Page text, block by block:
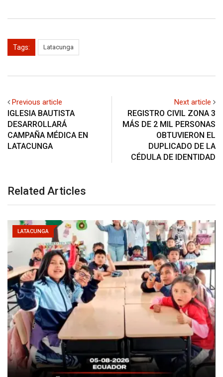
Tags: Latacunga
Previous article
IGLESIA BAUTISTA
DESARROLLARÁ
CAMPAÑA MÉDICA EN
LATACUNGA
Next article
REGISTRO CIVIL ZONA 3
MÁS DE 2 MIL PERSONAS
OBTUVIERON EL
DUPLICADO DE LA
CÉDULA DE IDENTIDAD
Related Articles
LATACUNGA